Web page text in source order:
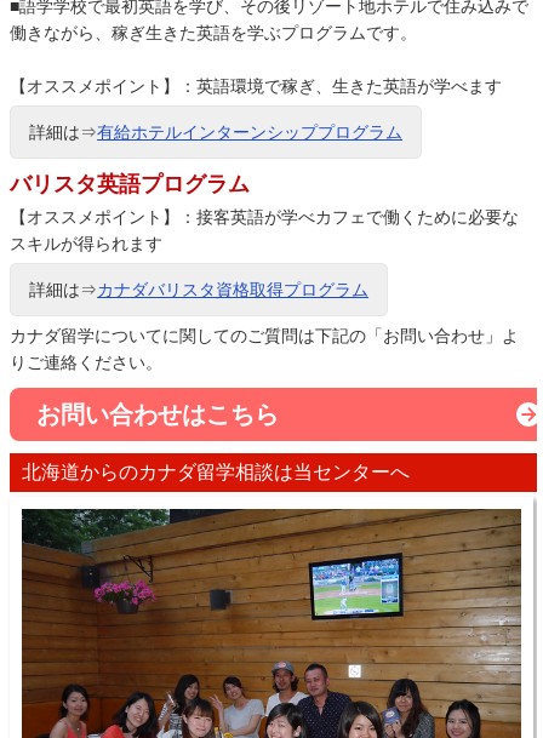
■語学学校で最初英語を学び、その後リゾート地ホテルで住み込みで
働きながら、稼ぎ生きた英語を学ぶプログラムです。
【オススメポイント】：英語環境で稼ぎ、生きた英語が学べます
詳細は⇒有給ホテルインターンシッププログラム
バリスタ英語プログラム
【オススメポイント】：接客英語が学べカフェで働くために必要な
スキルが得られます
詳細は⇒カナダバリスタ資格取得プログラム
カナダ留学についてに関してのご質問は下記の「お問い合わせ」よ
りご連絡ください。
お問い合わせはこちら
北海道からのカナダ留学相談は当センターへ